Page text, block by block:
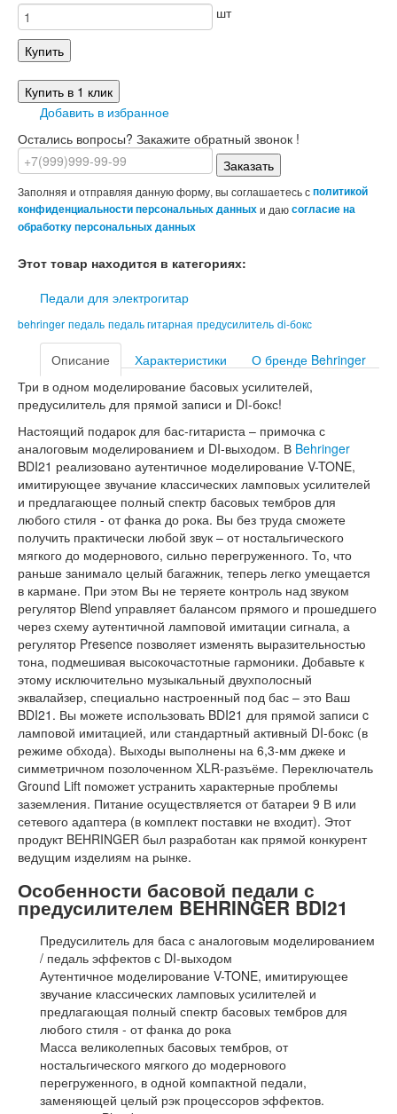
шт
Купить
Купить в 1 клик
Добавить в избранное
Остались вопросы? Закажите обратный звонок !
Заказать
Заполняя и отправляя данную форму, вы соглашаетесь сполитикой
конфиденциальности персональных данныхи даюсогласие на
обработку персональных данных
Этот товар находится в категориях:
Педали для электрогитар
behringer педаль педаль гитарная предусилитель di-бокс
Описание Характеристики
О бренде Behringer
Три в одном моделирование басовых усилителей,
предусилитель для прямой записи и DI-бокс!
Настоящий подарок для бас-гитариста – примочка с
аналоговым моделированием и DI-выходом. В Behringer
BDI21 реализовано аутентичное моделирование V-TONE,
имитирующее звучание классических ламповых усилителей
и предлагающее полный спектр басовых тембров для
любого стиля - от фанка до рока. Вы без труда сможете
получить практически любой звук – от ностальгического
мягкого до модернового, сильно перегруженного. То, что
раньше занимало целый багажник, теперь легко умещается
в кармане. При этом Вы не теряете контроль над звуком
регулятор Blend управляет балансом прямого и прошедшего
через схему аутентичной ламповой имитации сигнала, а
регулятор Presence позволяет изменять выразительностью
тона, подмешивая высокочастотные гармоники. Добавьте к
этому исключительно музыкальный двухполосный
эквалайзер, специально настроенный под бас – это Ваш
BDI21. Вы можете использовать BDI21 для прямой записи c
ламповой имитацией, или стандартный активный DI-бокс (в
режиме обхода). Выходы выполнены на 6,3-мм джеке и
симметричном позолоченном XLR-разъёме. Переключатель
Ground Lift поможет устранить характерные проблемы
заземления. Питание осуществляется от батареи 9 В или
сетевого адаптера (в комплект поставки не входит). Этот
продукт BEHRINGER был разработан как прямой конкурент
ведущим изделиям на рынке.
Особенности басовой педали с
предусилителем BEHRINGER BDI21
Предусилитель для баса с аналоговым моделированием
/ педаль эффектов с DI-выходом
Аутентичное моделирование V-TONE, имитирующее
звучание классических ламповых усилителей и
предлагающая полный спектр басовых тембров для
любого стиля - от фанка до рока
Масса великолепных басовых тембров, от
ностальгического мягкого до модернового
перегруженного, в одной компактной педали,
заменяющей целый рэк процессоров эффектов.